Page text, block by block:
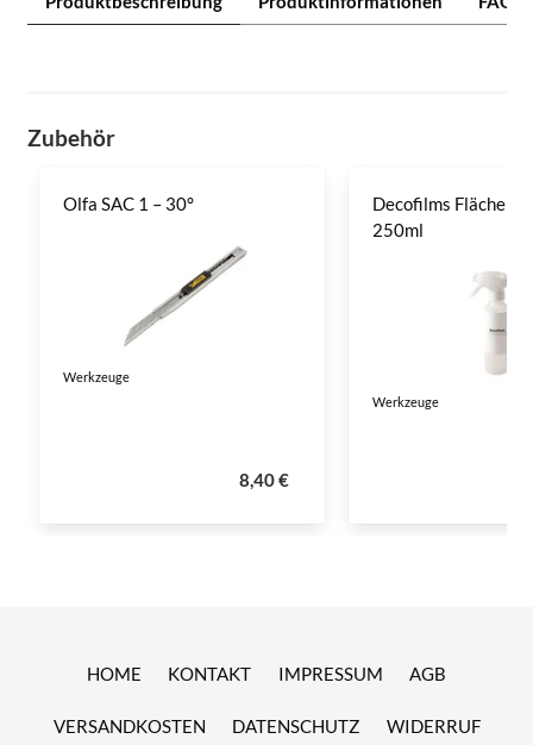
Zubehör
Olfa SAC 1 – 30°
Werkzeuge
8,40 €
Decofilms
250ml
Werkzeuge
HOME KONTAKT IMPRESSUM AGB
VERSANDKOSTEN DATENSCHUTZ WIDERRUF